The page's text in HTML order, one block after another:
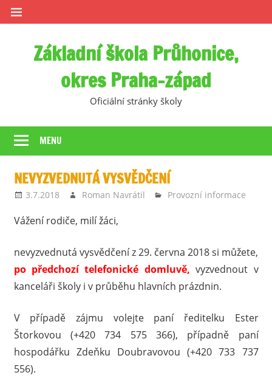
Skip
to
Základní škola Průhonice,
okres Praha-západ
Oficiální stránky školy
MENU
NEVYZVEDNUTÁ VYSVĚDČENÍ
3.7.2018 Roman Navrátil Provozní informace
Vážení rodiče, milí žáci,
nevyzvednutá vysvědčení z 29. června 2018 si můžete,
po předchozí telefonické domluvě, vyzvednout v
kanceláři školy i v průběhu hlavních prázdnin.
V případě zájmu volejte paní ředitelku Ester
Štorkovou (+420 734 575 366), případně paní
hospodářku Zdeňku Doubravovou (+420 733 737
556).